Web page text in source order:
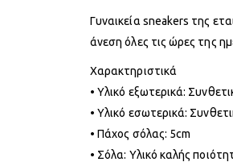
Γυναικεία sneakers της
άνεση όλες τις ώρες της
Χαρακτηριστικά
• Υλικό εξωτερικά:
• Υλικό εσωτερικά:
• Πάχος σόλας: 5cm
• Σόλα: Υλικό καλής